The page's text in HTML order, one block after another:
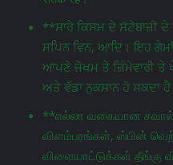
**ਸਾਰੇ ਕਿਸਮ ਦੇ ਸੱਟੇਬਾਜ਼ੀ
ਸਪਿਨ ਵਿਨ, ਆਦਿ। ਇਹ
ਆਪਣੇ ਜੋਖਮ ਤੇ ਜ਼ਿੰਮੇਵਾਰੀ ਤੇ
ਅਤੇ ਵੱਡਾ ਨੁਕਸਾਨ ਹੋ ਸਕਦਾ
**எல்லா வகையான சவால்
விளம்பரங்கள், ஸ்பின்
விளையாட்டுக்கள் தீங்கு